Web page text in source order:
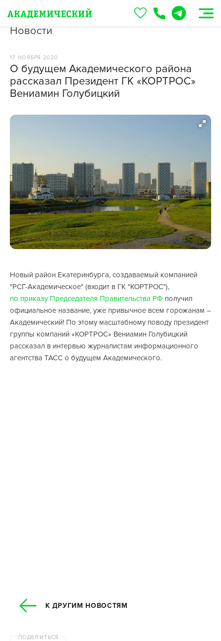
Новости
17 НОЯБРЯ 2020
О будущем Академического района
рассказал Президент ГК «КОРТРОС»
Вениамин Голубицкий
Новый район Екатеринбурга, создаваемый компанией
"РСГ-Академическое" (входит в ГК "КОРТРОС"),
по приказу Председателя Правительства РФ получил
официальное название, уже привычное всем горожанам –
Академический! По этому масштабному поводу президент
группы компаний «КОРТРОС» Вениамин Голубицкий
рассказал в интервью журналистам информационного
агентства ТАСС о будущем Академического.
К ДРУГИМ НОВОСТЯМ
ПОДЕЛИТЬСЯ